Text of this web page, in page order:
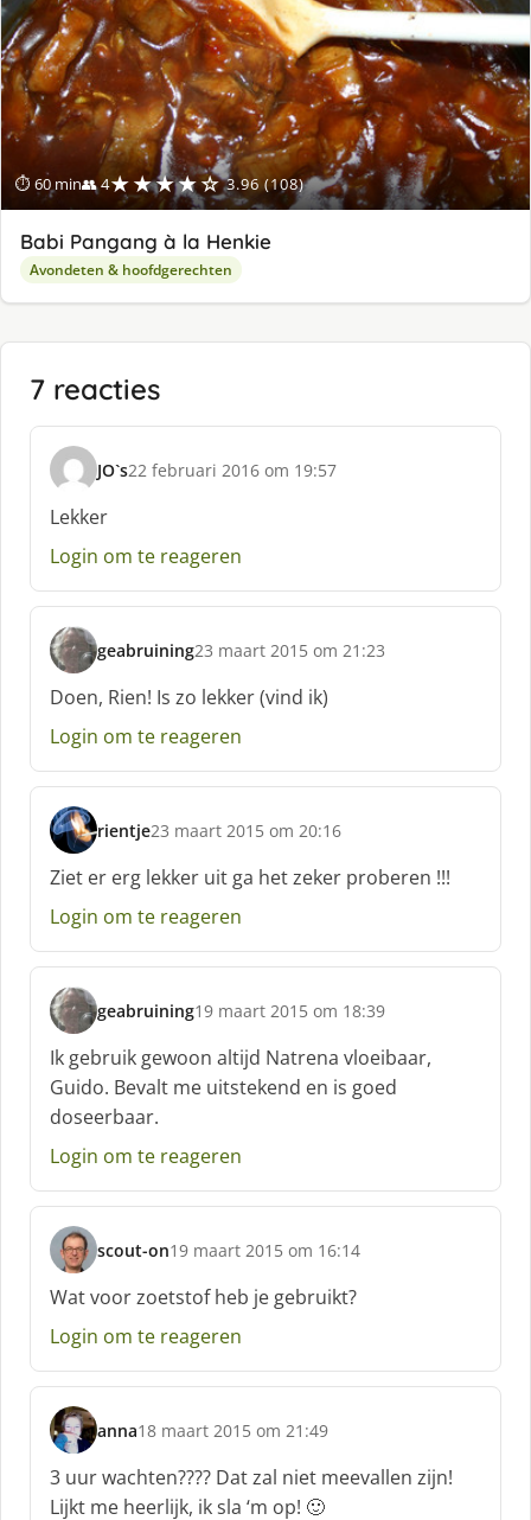
⏱ 60 min👥 4★★★★☆ 3.96 (108)
Babi Pangang à la Henkie
Avondeten & hoofdgerechten
7 reacties
JO`s
s
c
h
r
e
f
:
22 februari 2016 om 19:57
Lekker
Login om te reageren
geabruining
s
c
h
r
e
f
:
23 maart 2015 om 21:23
Doen, Rien! Is zo lekker (vind ik)
Login om te reageren
rientje
s
c
h
r
e
f
:
23 maart 2015 om 20:16
Ziet er erg lekker uit ga het zeker proberen !!!
Login om te reageren
geabruining
s
c
h
r
e
e
:
19 maart 2015 om 18:39
Ik gebruik gewoon altijd Natrena vloeibaar,
Guido. Bevalt me uitstekend en is goed
doseerbaar.
Login om te reageren
scout-on
s
c
h
r
e
f
:
19 maart 2015 om 16:14
Wat voor zoetstof heb je gebruikt?
Login om te reageren
anna
s
c
h
18 maart 2015 om 21:49
3 uur wachten???? Dat zal niet meevallen zijn!
Lijkt me heerlijk, ik sla ‘m op! 🙂